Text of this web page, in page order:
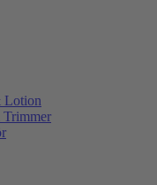
Lotion
Trimmer